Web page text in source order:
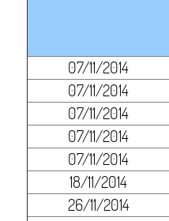
07/11/2014
07/11/2014
07/11/2014
07/11/2014
07/11/2014
18/11/2014
26/11/2014